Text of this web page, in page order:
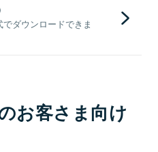
ダウンロードできま
お客さま向け